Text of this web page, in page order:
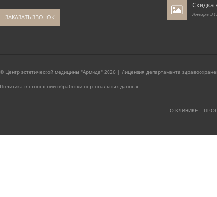
ЗАКАЗАТЬ ЗВОНОК
Скидка
Январь
© Центр эстетической медицины "Армида" 2026 | Лицензия департамента
Политика в отношении обработки персональных данных
О КЛИНИКЕ